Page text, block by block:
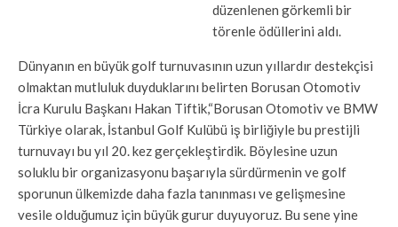
düzenlenen görkemli bir
törenle ödüllerini aldı.
Dünyanın en büyük golf turnuvasının uzun yıllardır destekçisi
olmaktan mutluluk duyduklarını belirten Borusan Otomotiv
İcra Kurulu Başkanı Hakan Tiftik,“Borusan Otomotiv ve BMW
Türkiye olarak, İstanbul Golf Kulübü iş birliğiyle bu prestijli
turnuvayı bu yıl 20. kez gerçekleştirdik. Böylesine uzun
soluklu bir organizasyonu başarıyla sürdürmenin ve golf
sporunun ülkemizde daha fazla tanınması ve gelişmesine
vesile olduğumuz için büyük gurur duyuyoruz. Bu sene yine